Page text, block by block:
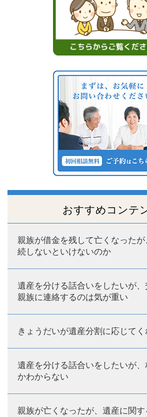
おすすめコンテ
親族が借金を残して亡くなったが
続しないといけないのか
遺産を分ける話合いをしたいが
親族に連絡するのは気が重い
きょうだいが遺産分割に応じてく
遺産を分ける話合いをしたいが
かわからない
親族が亡くなったが、遺産に関